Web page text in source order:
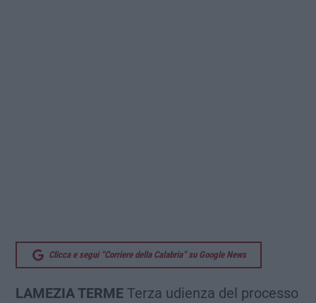
Clicca e segui “Corriere della Calabria” su Google News
LAMEZIA TERME Terza udienza del processo